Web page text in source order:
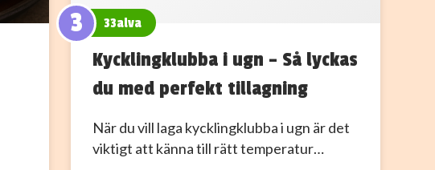
3 33alva
Kycklingklubba i ugn – Så lyckas
du med perfekt tillagning
När du vill laga kycklingklubba i ugn är det
viktigt att känna till rätt temperatur…